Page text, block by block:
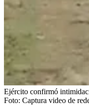
Ejército confirmó
Foto: Captura video de